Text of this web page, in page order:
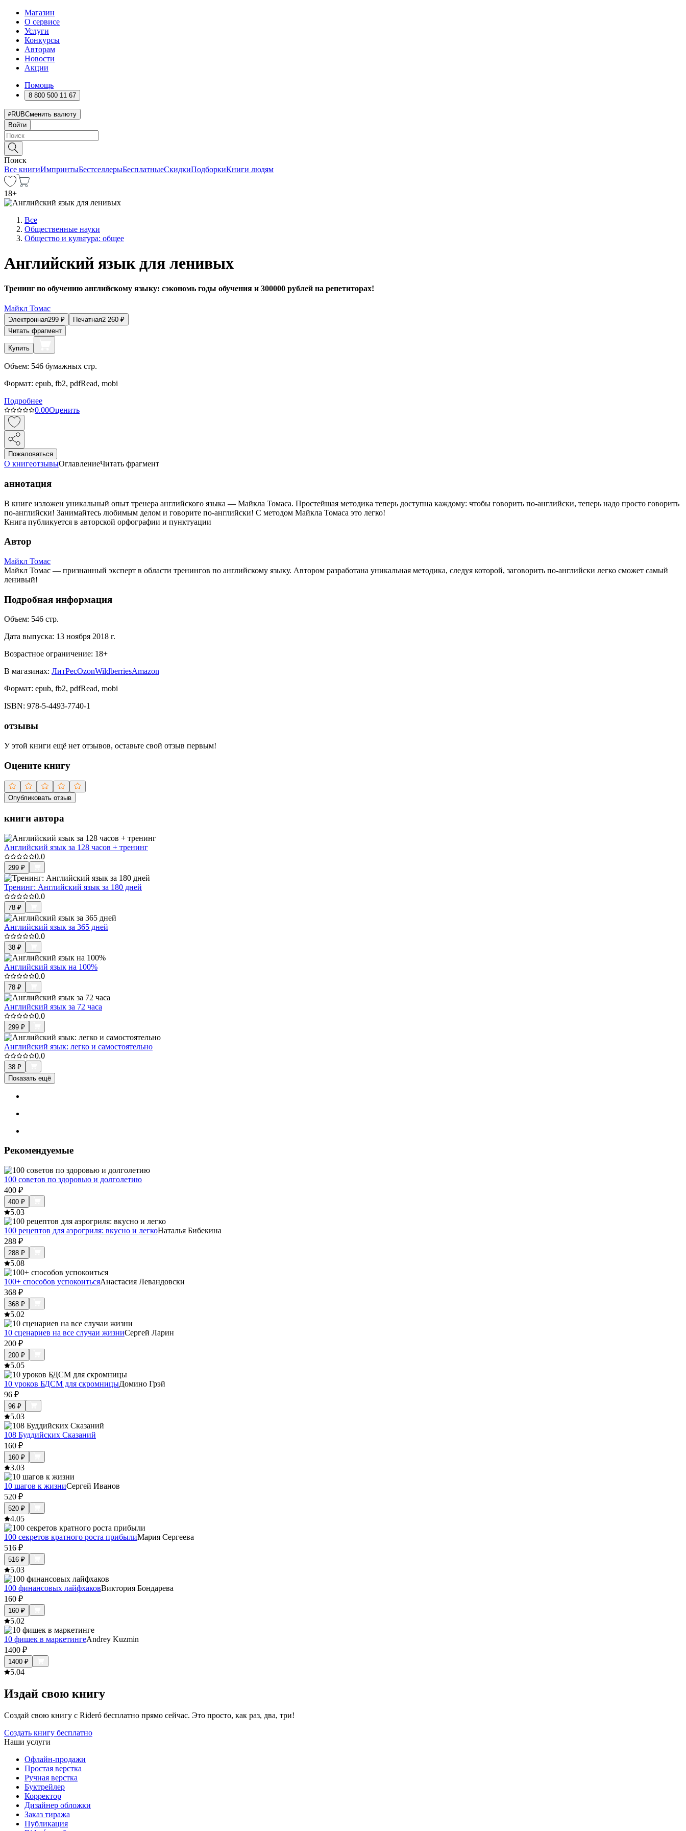
Магазин
О сервисе
Услуги
Конкурсы
Авторам
Новости
Акции
Помощь
8 800 500 11 67
RUBСменить валюту
Войти
Поиск
Все книгиИмпринтыБестселлерыБесплатныеСкидкиПодборкиКниги людям
18+
Все
Общественные науки
Общество и культура: общее
Английский язык для ленивых
Тренинг по обучению английскому языку: сэкономь годы обучения и 300000 рублей на репетиторах!
Майкл Томас
Электронная299 ₽ Печатная2 260 ₽
Читать фрагмент
Купить
Объем: 546 бумажных стр.
Формат: epub, fb2, pdfRead, mobi
Подробнее
0.00Оценить
Пожаловаться
О книгеотзывыОглавлениеЧитать фрагмент
аннотация
В книге изложен уникальный опыт тренера английского языка — Майкла Томаса. Простейшая методика теперь доступна каждому: чтобы говорить по-английски, теперь надо просто говорить
по-английски! Занимайтесь любимым делом и говорите по-английски! С методом Майкла Томаса это легко!
Книга публикуется в авторской орфографии и пунктуации
Автор
Майкл Томас
Майкл Томас — признанный эксперт в области тренингов по английскому языку. Автором разработана уникальная методика, следуя которой, заговорить по-английски легко сможет самый
ленивый!
Подробная информация
Объем: 546 стр.
Дата выпуска: 13 ноября 2018 г.
Возрастное ограничение: 18+
В магазинах: ЛитРесOzonWildberriesAmazon
Формат: epub, fb2, pdfRead, mobi
ISBN: 978-5-4493-7740-1
отзывы
У этой книги ещё нет отзывов, оставьте свой отзыв первым!
Оцените книгу
Опубликовать отзыв
книги автора
Английский язык за 128 часов + тренинг
0.0
299 ₽
Тренинг: Английский язык за 180 дней
0.0
78 ₽
Английский язык за 365 дней
0.0
38 ₽
Английский язык на 100%
0.0
78 ₽
Английский язык за 72 часа
0.0
299 ₽
Английский язык: легко и самостоятельно
0.0
38 ₽
Показать ещё
Рекомендуемые
100 советов по здоровью и долголетию
400 ₽
400 ₽
5.03
100 рецептов для аэрогриля: вкусно и легкоНаталья Бибекина
288 ₽
288 ₽
5.08
100+ способов успокоитьсяАнастасия Левандовски
368 ₽
368 ₽
5.02
10 сценариев на все случаи жизниСергей Ларин
200 ₽
200 ₽
5.05
10 уроков БДСМ для скромницыДомино Грэй
96 ₽
96 ₽
5.03
108 Буддийских Сказаний
160 ₽
160 ₽
3.03
10 шагов к жизниСергей Иванов
520 ₽
520 ₽
4.05
100 секретов кратного роста прибылиМария Сергеева
516 ₽
516 ₽
5.03
100 финансовых лайфхаковВиктория Бондарева
160 ₽
160 ₽
5.02
10 фишек в маркетингеAndrey Kuzmin
1400 ₽
1400 ₽
5.04
Издай свою книгу
Создай свою книгу с Rideró бесплатно прямо сейчас. Это просто, как раз, два, три!
Создать книгу бесплатно
Наши услуги
Офлайн-продажи
Простая верстка
Ручная верстка
Буктрейлер
Корректор
Дизайнер обложки
Заказ тиража
Публикация